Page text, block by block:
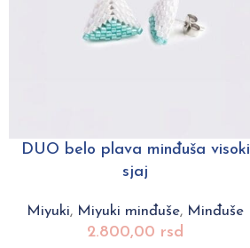
DUO belo plava minđuša visoki
sjaj
Miyuki, Miyuki minđuše, Minđuše
2.800,00 rsd